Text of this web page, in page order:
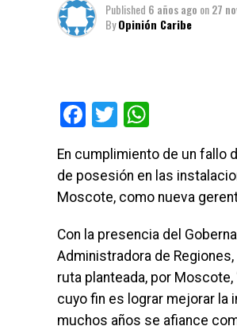
Published 6 años ago on27
ByOpinión Caribe
Facebook
Twitter
En cumplimiento de un fallo
de posesión en las
Moscote, como nueva
Con la presencia del
Administradora de
ruta planteada, por
cuyo fin es lograr mejorar la
muchos años se afiance